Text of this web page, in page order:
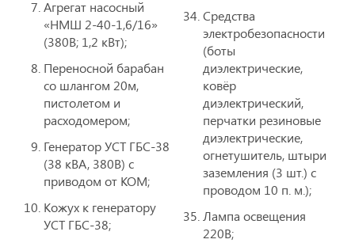
Агрегат насосный
«НМШ 2-40-1,6/16»
(380В; 1,2 кВт);
Переносной барабан
со шлангом 20м,
пистолетом и
расходомером;
Генератор УСТ ГБС-38
(38 кВА, 380В) с
приводом от КОМ;
Кожух к генератору
УСТ ГБС-38;
Средства
электробезопасности
(боты
диэлектрические,
ковёр
диэлектрический,
перчатки резиновые
диэлектрические,
огнетушитель, штыри
заземления (3 шт.) с
проводом 10 п. м.);
Лампа освещения
220В;